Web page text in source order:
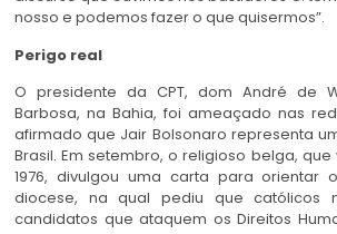
nosso e podemos fazer o que quisermos”.
Perigo real
O presidente da CPT, dom André de
Barbosa, na Bahia, foi ameaçado nas
afirmado que Jair Bolsonaro representa
Brasil. Em setembro, o religioso belga, que
1976, divulgou uma carta para orientar
diocese, na qual pediu que católicos
candidatos que ataquem os Direitos